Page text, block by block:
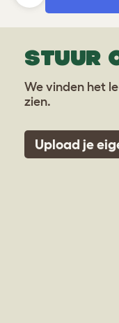
STUUR
We vinden het
zien.
Upload je